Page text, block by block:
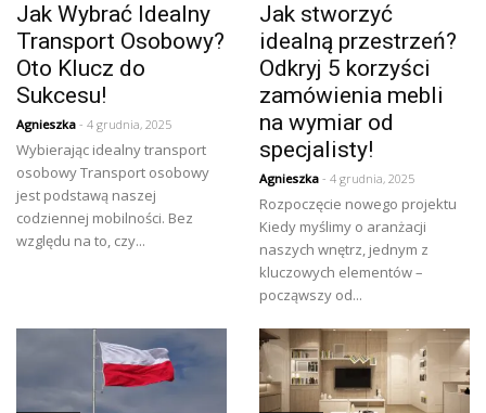
Jak Wybrać Idealny
Transport Osobowy?
Oto Klucz do
Sukcesu!
Agnieszka - 4 grudnia, 2025
Wybierając idealny transport
osobowy Transport osobowy
jest podstawą naszej
codziennej mobilności. Bez
względu na to, czy...
Jak stworzyć
idealną przestrzeń?
Odkryj 5 korzyści
zamówienia mebli
na wymiar od
specjalisty!
Agnieszka - 4 grudnia, 2025
Rozpoczęcie nowego projektu
Kiedy myślimy o aranżacji
naszych wnętrz, jednym z
kluczowych elementów –
począwszy od...